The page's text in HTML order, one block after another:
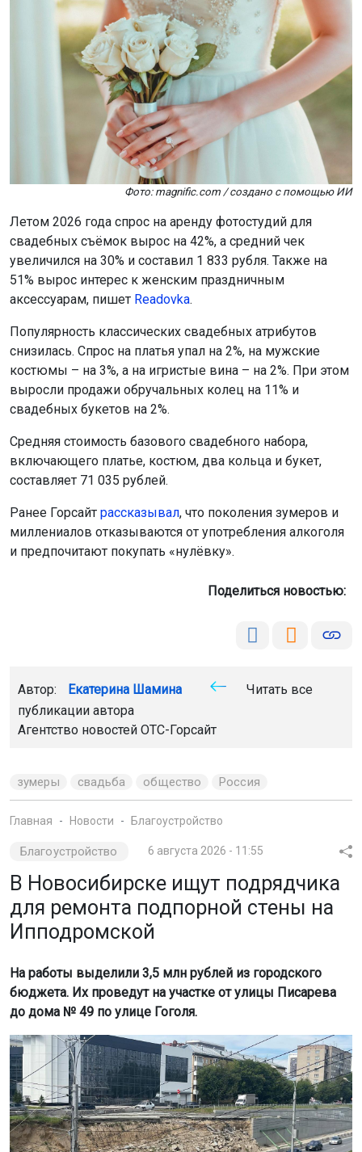
Фото: magnific.com / создано с помощью ИИ
Летом 2026 года спрос на аренду фотостудий для
свадебных съёмок вырос на 42%, а средний чек
увеличился на 30% и составил 1 833 рубля. Также на
51% вырос интерес к женским праздничным
аксессуарам, пишет Readovka.
Популярность классических свадебных атрибутов
снизилась. Спрос на платья упал на 2%, на мужские
костюмы – на 3%, а на игристые вина – на 2%. При этом
выросли продажи обручальных колец на 11% и
свадебных букетов на 2%.
Средняя стоимость базового свадебного набора,
включающего платье, костюм, два кольца и букет,
составляет 71 035 рублей.
Ранее Горсайт рассказывал, что поколения зумеров и
миллениалов отказываются от употребления алкоголя
и предпочитают покупать «нулёвку».
Поделиться новостью:
Автор: Екатерина Шамина
Читать все
публикации автора
Агентство новостей ОТС-Горсайт
зумеры свадьба общество Россия
Главная Новости Благоустройство
Благоустройство 6 августа 2026 - 11:55
В Новосибирске ищут подрядчика
для ремонта подпорной стены на
Ипподромской
На работы выделили 3,5 млн рублей из городского
бюджета. Их проведут на участке от улицы Писарева
до дома № 49 по улице Гоголя.